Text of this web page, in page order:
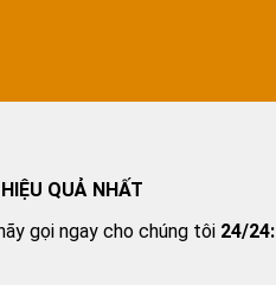
QUẢ NHẤT
gọi ngay cho chúng tôi 24/24: